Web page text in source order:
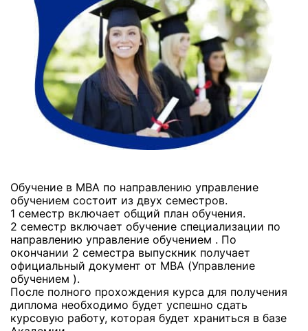
Обучение в МВА по направлению управление
обучением состоит из двух семестров.
1 семестр включает общий план обучения.
2 семестр включает обучение специализации по
направлению управление обучением . По
окончании 2 семестра выпускник получает
официальный документ от МВА (Управление
обучением ).
После полного прохождения курса для получения
диплома необходимо будет успешно сдать
курсовую работу, которая будет храниться в базе